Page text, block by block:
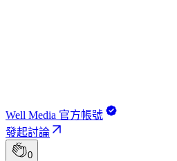
Well Media 官方帳號
發起討論
0